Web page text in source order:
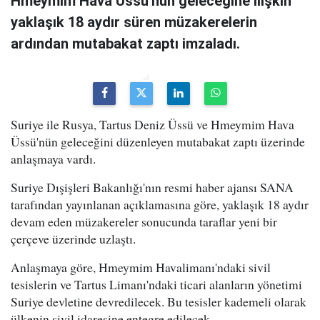
yaklaşık 18 aydır süren müzakerelerin
ardından mutabakat zaptı imzaladı.
Suriye ile Rusya, Tartus Deniz Üssü ve Hmeymim Hava
Üssü'nün geleceğini düzenleyen mutabakat zaptı üzerinde
anlaşmaya vardı.
Suriye Dışişleri Bakanlığı'nın resmi haber ajansı SANA
tarafından yayınlanan açıklamasına göre, yaklaşık 18 aydır
devam eden müzakereler sonucunda taraflar yeni bir
çerçeve üzerinde uzlaştı.
Anlaşmaya göre, Hmeymim Havalimanı'ndaki sivil
tesislerin ve Tartus Limanı'ndaki ticari alanların yönetimi
Suriye devletine devredilecek. Bu tesisler kademeli olarak